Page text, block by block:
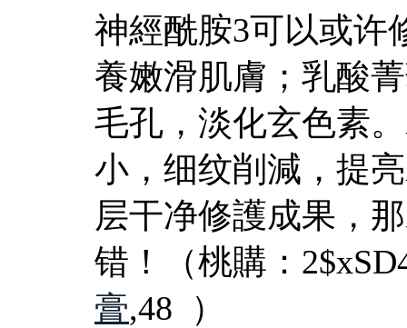
神經酰胺3可以或许
養嫩滑肌膚；乳酸
毛孔，淡化玄色素
小，细纹削減，提
层干净修護成果，
错！（桃購：
膏,48 ）